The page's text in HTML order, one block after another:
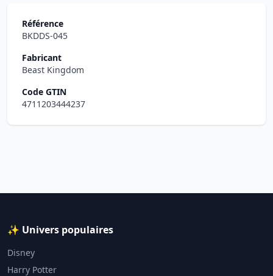
Référence
BKDDS-045
Fabricant
Beast Kingdom
Code GTIN
4711203444237
✨ Univers populaires
Disney
Harry Potter